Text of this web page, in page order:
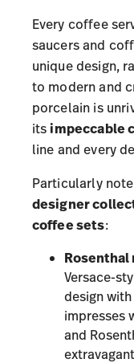
Every coffee
saucers and
unique design,
to modern and
porcelain is
itsimpeccable
line and every
Particularly
designer
coffee sets:
Rosenthal
Versace-
design
impresses
and